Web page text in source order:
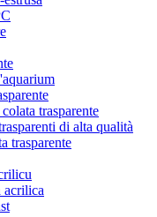
trasparente
di alta qualità
trasparente
acrilica